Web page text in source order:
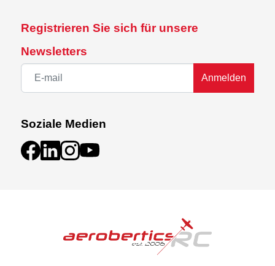
Registrieren Sie sich für unsere
Newsletters
Anmelden
Soziale Medien